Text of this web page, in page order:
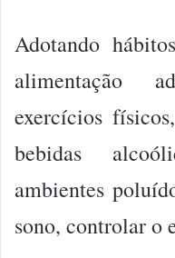
Adotando
alimentação
exercícios
bebidas
ambientes
sono, controlar o